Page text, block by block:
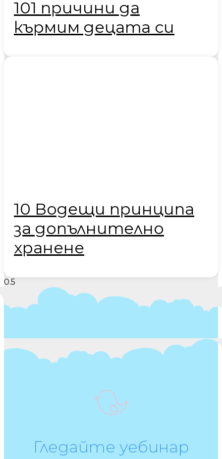
101 причини да
кърмим децата си
10 Водещи принципа
за допълнително
хранене
Гледайте уебинар